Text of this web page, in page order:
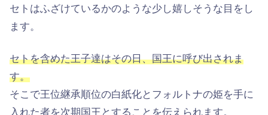
セトはふざけているかのような少し嬉しそうな目をし
ます。
セトを含めた王子達はその日、国王に呼び出されま
す。
そこで王位継承順位の白紙化とフォルトナの姫を手に
入れた者を次期国王とすることを伝えられます。